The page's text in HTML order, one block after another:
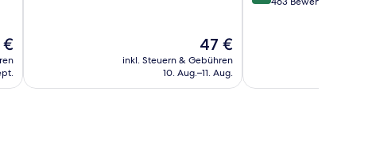
€
Der
Preis
beträgt
47 €
inkl. Steuern & Gebühren
10. Aug.–11. Aug.